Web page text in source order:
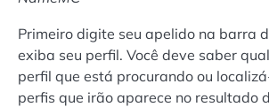
Primeiro digite seu apelido na barra
exiba seu perfil. Você deve saber
perfil que está procurando ou
perfis que irão aparece no resultado